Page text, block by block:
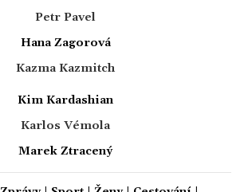
Petr Pavel
Hana Zagorová
Kazma Kazmitch
Kim Kardashian
Karlos Vémola
Marek Ztracený